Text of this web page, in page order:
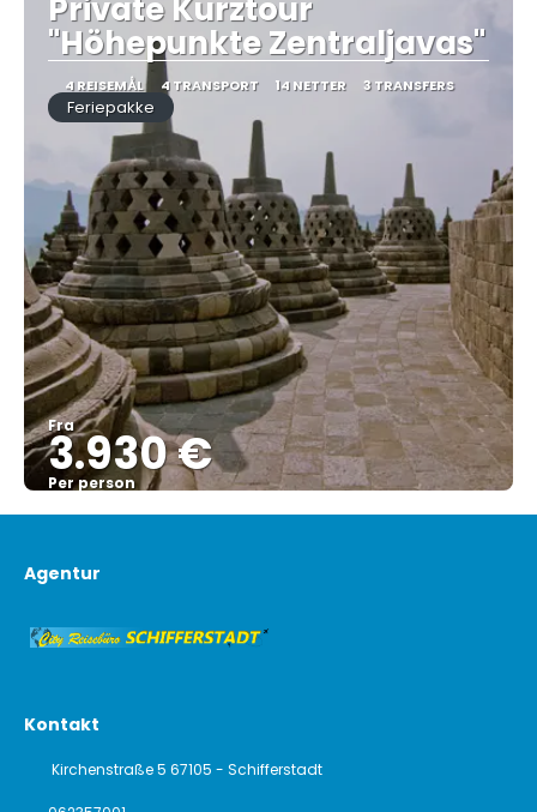
Private Kurztour
"Höhepunkte Zentraljavas"
4 REISEMÅL 4 TRANSPORT 14 NETTER 3 TRANSFERS
Feriepakke
Fra
3.930 €
Per person
Se
Agentur
Kontakt
Kirchenstraße 5 67105 - Schifferstadt